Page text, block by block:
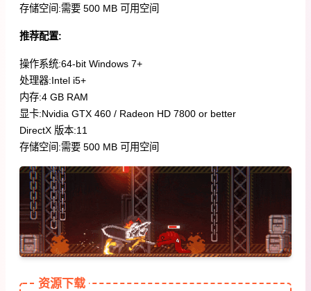
存储空间:需要 500 MB 可用空间
推荐配置:
操作系统:64-bit Windows 7+
处理器:Intel i5+
内存:4 GB RAM
显卡:Nvidia GTX 460 / Radeon HD 7800 or better
DirectX 版本:11
存储空间:需要 500 MB 可用空间
资源下载